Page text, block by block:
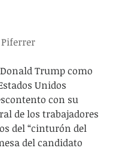
Trump como
Unidos
con su
de los trabajadores
del “cinturón del
del candidato